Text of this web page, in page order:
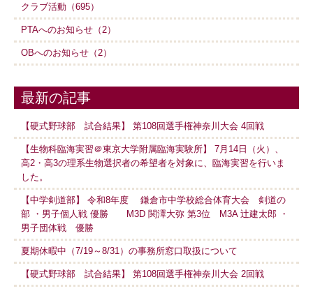
クラブ活動（695）
PTAへのお知らせ（2）
OBへのお知らせ（2）
最新の記事
【硬式野球部 試合結果】 第108回選手権神奈川大会 4回戦
【生物科臨海実習＠東京大学附属臨海実験所】 7月14日（火）、
高2・高3の理系生物選択者の希望者を対象に、臨海実習を行いま
した。
【中学剣道部】 令和8年度 鎌倉市中学校総合体育大会 剣道の
部 ・男子個人戦 優勝 M3D 関澤大弥 第3位 M3A 辻建太郎 ・
男子団体戦 優勝
夏期休暇中（7/19～8/31）の事務所窓口取扱について
【硬式野球部 試合結果】 第108回選手権神奈川大会 2回戦